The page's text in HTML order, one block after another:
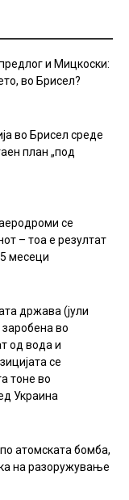
и Мицкоски:
во Брисел?
во Брисел среде
план „под
се
– тоа е резултат
месеци
држава (јули
во
од вода и
се
тоне во
Украина
атомската бомба,
на разоружување